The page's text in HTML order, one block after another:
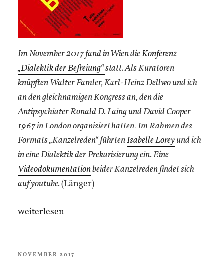
Im November 2017 fand in Wien dieKonferenz
„Dialektik der Befreiung“statt. Als Kuratoren
knüpften Walter Famler, Karl-Heinz Dellwo und ich
an den gleichnamigen Kongress an, den die
Antipsychiater Ronald D. Laing und David Cooper
1967 in London organisiert hatten. Im Rahmen des
Formats „Kanzelreden“ führtenIsabelle Loreyund ich
in eine Dialektik der Prekarisierung ein. Eine
Videodokumentationbeider Kanzelreden findet sich
auf youtube.(Länger)
„Kanzelrede
weiterlesen
VERÖFFENTLICHT
NOVEMBER 2017